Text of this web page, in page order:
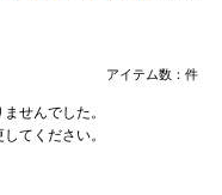
アイテム数： 件
せんでした。
てください。